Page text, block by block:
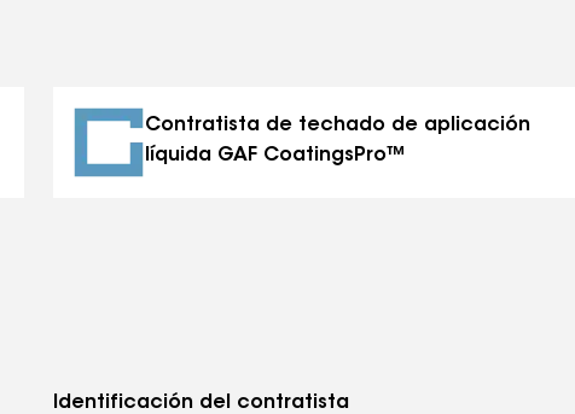
Contratista de techado de aplicación
líquida GAF CoatingsPro™
Identificación del contratista